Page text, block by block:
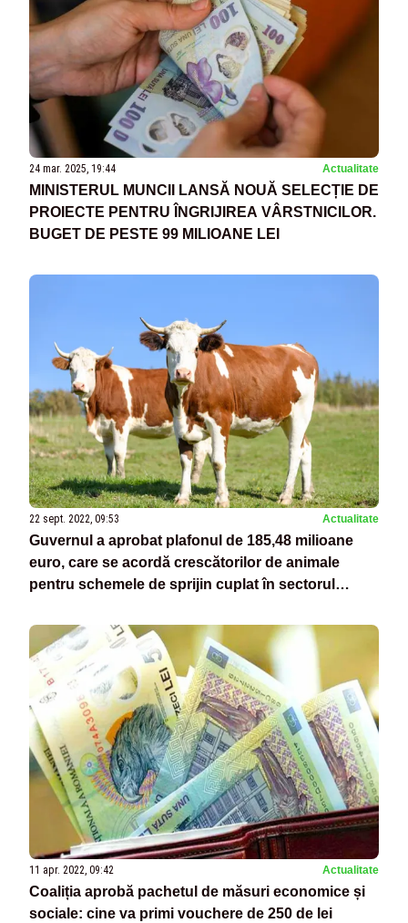
24 mar. 2025, 19:44 Actualitate
MINISTERUL MUNCII LANSĂ NOUĂ SELECȚIE DE
PROIECTE PENTRU ÎNGRIJIREA VÂRSTNICILOR.
BUGET DE PESTE 99 MILIOANE LEI
22 sept. 2022, 09:53 Actualitate
Guvernul a aprobat plafonul de 185,48 milioane
euro, care se acordă crescătorilor de animale
pentru schemele de sprijin cuplat în sectorul
11 apr. 2022, 09:42 Actualitate
Coaliția aprobă pachetul de măsuri economice și
sociale: cine va primi vouchere de 250 de lei